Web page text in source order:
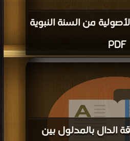
من السنة النبوية
PDF
الدال بالمدلول بين